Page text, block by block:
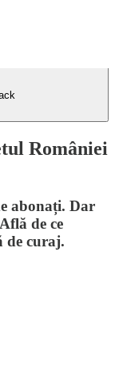
României
abonați. Dar
de ce
de curaj.